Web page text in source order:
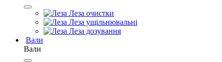
Леза очистки
Леза ущільнювальні
Леза дозування
Вали
Вали